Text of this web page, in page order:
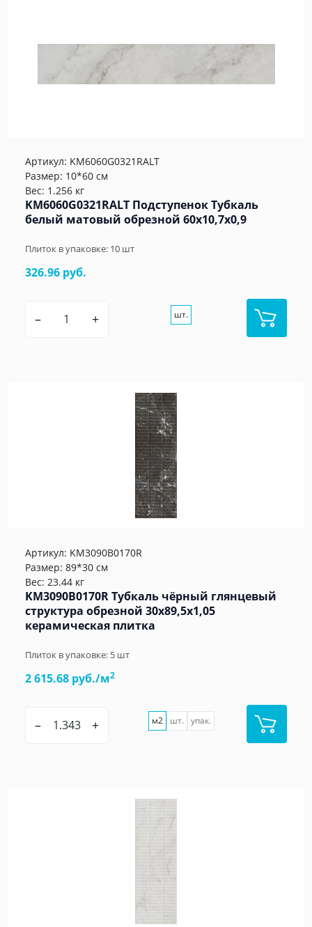
Артикул: KM6060G0321RALT
Размер: 10*60 см
Вес: 1.256 кг
KM6060G0321RALT Подступенок Тубкаль
белый матовый обрезной 60x10,7x0,9
Плиток в упаковке: 10 шт
326.96 руб.
– + шт.
Артикул: KM3090B0170R
Размер: 89*30 см
Вес: 23.44 кг
KM3090B0170R Тубкаль чёрный глянцевый
структура обрезной 30x89,5x1,05
керамическая плитка
Плиток в упаковке: 5 шт
2 615.68 руб./м2
– + м2 шт. упак.